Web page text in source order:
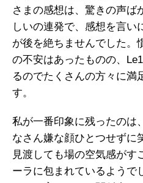
さまの感想は、驚きの声ば
しいの連発で、感想を言い
が後を絶ちませんでした。
の不安はあったものの、
るのでたくさんの方々に満
す。
私が一番印象に残ったのは
なさん嫌な顔ひとつせずに
見渡しても場の空気感がす
ーラに包まれているようで